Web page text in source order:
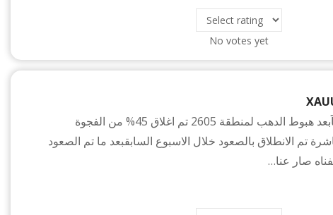
No votes yet
الذهب اسبوعياََبعد هبوط الدهب لمنطقة 2605 تم اغلاق 45% من الفجوة
تم الانطلاق بالصعود خلال الاسبوع السابقبعد ما تم الصعود
صار عنا…